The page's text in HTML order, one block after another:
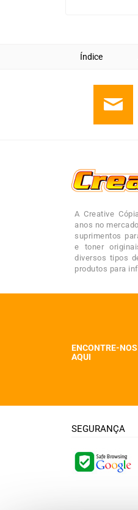
Índice
A Creative
anos no
suprimentos
e toner
diversos tipos
produtos para
ENCONTRE-NOS
AQUI
SEGURANÇA